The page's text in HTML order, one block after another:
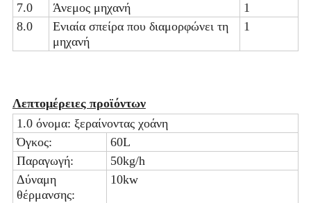
7.0 Άνεμος μηχανή
1
8.0
Ενιαία σπείρα που διαμορφώνει τη
μηχανή
1
Λεπτομέρειες προϊόντων
1.0 όνομα: ξεραίνοντας χοάνη
Όγκος:
60L
Παραγωγή:
50kg/h
Δύναμη
θέρμανσης:
10kw